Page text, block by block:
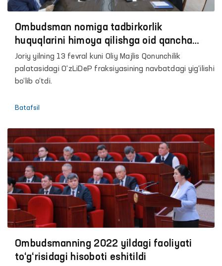
Ombudsman nomiga tadbirkorlik
huquqlarini himoya qilishga oid qancha
murojaat kelib tushdi?
Joriy yilning 13 fevral kuni Oliy Majlis Qonunchilik
palatasidagi O‘zLiDeP fraksiyasining navbatdagi yig‘ilishi
bo‘lib o‘tdi.
Batafsil
Ombudsmanning 2022 yildagi faoliyati
to‘g‘risidagi hisoboti eshitildi